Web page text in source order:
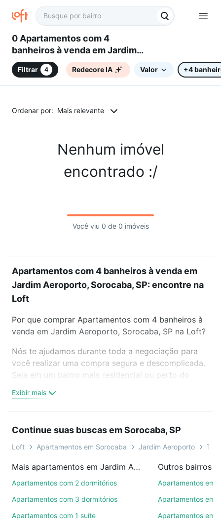
0 Apartamentos com 4
banheiros à venda em Jardim
Aeroporto, Sorocaba, SP
Filtrar 4 Redecore IA Valor +4
Ordenar por: Mais relevante
Nenhum imóvel
encontrado :/
Você viu 0 de 0 imóveis
Apartamentos com 4 banheiros à venda em
Jardim Aeroporto, Sorocaba, SP: encontre na
Loft
Por que comprar Apartamentos com 4 banheiros à
venda em Jardim Aeroporto, Sorocaba, SP na Loft?
Nós te ajudamos durante toda a negociação para
você realizar uma compra segura e descomplicada.
Seja em um bairro mais residencial ou perto do
oferta ideal de Apartamentos com 4 banheiros à
venda em Jardim Aeroporto, Sorocaba, SP para
ou por videochamada, é grátis, sem compromisso e
você ainda conta com mais de 46 mil corretores e
de imóveis.
Como escolher um imóvel?
ruas, bairros e até condomínios favoritos. Você
Exibir mais
Continue suas buscas em Sorocaba, SP
Loft Apartamentos em Sorocaba Jardim Aeroporto
Mais apartamentos em Jardim Aeroporto
Apartamentos com 2 dormitórios
Apartamentos com 3 dormitórios
Apartamentos com 1 suíte
Outros bairros
Apartamentos em
Apartamentos em
Apartamentos em